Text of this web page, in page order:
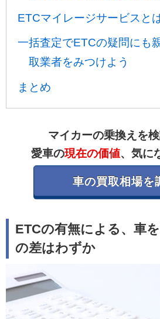
ETCマイレージサービスと
一括査定でETCの疑問にも
取業者をみつけよう
まとめ
マイカーの乗換えを
愛車の現在の価値、気に
車の買取相場を
ETCの有無による、車
の差はわずか